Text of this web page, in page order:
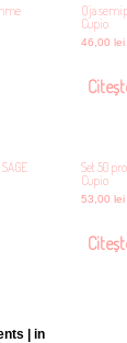
Oja
Cupio
46,00lei
Set 50
Cupio
53,00lei
| in